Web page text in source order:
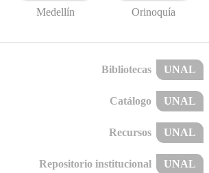
Medellín Orinoquía
Bibliotecas UNAL
Catálogo UNAL
Recursos UNAL
Repositorio institucional UNAL